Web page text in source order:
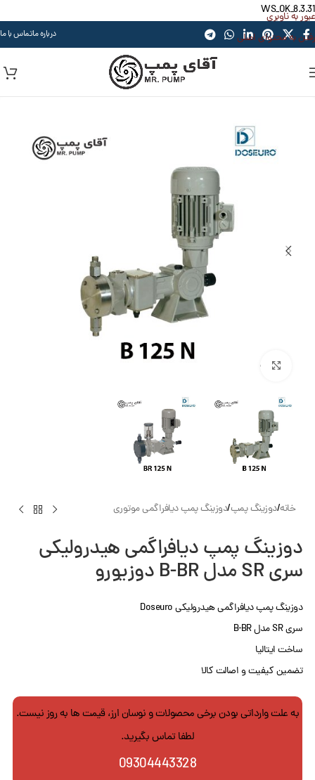
WS_OK_8.3.31
عبور به ناوبری
رفتن به محتوای اصلی
درباره ماتماس با ما
بزرگنمایی تصویر
خانه/دوزینگ پمپ/دوزینگ پمپ دیافراگمی موتوری
دوزینگ پمپ دیافراگمی هیدرولیکی
سری SR مدل B-BR دوزیورو
دوزینگ پمپ دیافراگمی هیدرولیکی Doseuro
سری SR مدل B-BR
ساخت ایتالیا
تضمین کیفیت و اصالت کالا
به علت وارداتی بودن برخی محصولات و نوسان ارز، قیمت ها به روز نیست.
لطفا تماس بگیرید.
09304443328